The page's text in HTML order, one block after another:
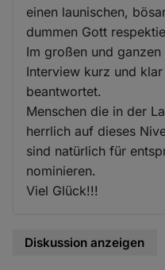
einen launischen,
dummen Gott
Im großen und
Interview kurz und
beantwortet.
Menschen die in der
herrlich auf dieses
sind natürlich für
nominieren.
Viel Glück!!!
Diskussion anzeigen